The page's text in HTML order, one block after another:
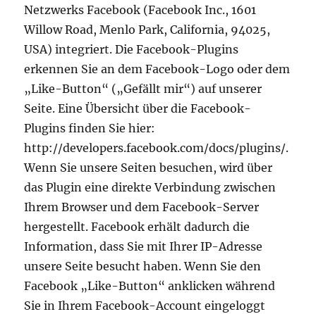
Netzwerks Facebook (Facebook Inc., 1601
Willow Road, Menlo Park, California, 94025,
USA) integriert. Die Facebook-Plugins
erkennen Sie an dem Facebook-Logo oder dem
„Like-Button“ („Gefällt mir“) auf unserer
Seite. Eine Übersicht über die Facebook-
Plugins finden Sie hier:
http://developers.facebook.com/docs/plugins/.
Wenn Sie unsere Seiten besuchen, wird über
das Plugin eine direkte Verbindung zwischen
Ihrem Browser und dem Facebook-Server
hergestellt. Facebook erhält dadurch die
Information, dass Sie mit Ihrer IP-Adresse
unsere Seite besucht haben. Wenn Sie den
Facebook „Like-Button“ anklicken während
Sie in Ihrem Facebook-Account eingeloggt